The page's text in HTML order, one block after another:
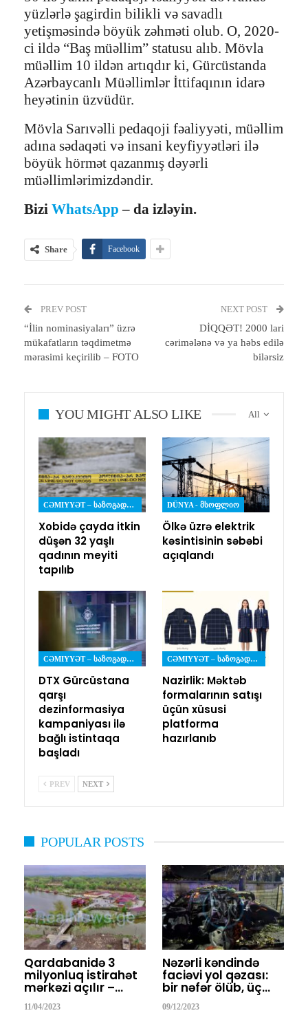
yüzlərlə şagirdin bilikli və savadlı
yetişməsində böyük zəhməti olub. O, 2020-
ci ildə “Baş müəllim” statusu alıb. Mövla
müəllim 10 ildən artıqdır ki, Gürcüstanda
Azərbaycanlı Müəllimlər İttifaqının idarə
heyətinin üzvüdür.
Mövla Sarıvəlli pedaqoji fəaliyyəti, müəllim
adına sədaqəti və insani keyfiyyətləri ilə
böyük hörmət qazanmış dəyərli
müəllimlərimizdəndir.
Bizi WhatsApp – da izləyin.
Share Facebook
PREV POST
“İlin nominasiyaları” üzrə
mükafatların təqdimetmə
mərasimi keçirilib – FOTO
NEXT POST
DİQQƏT! 2000 lari
cərimələnə və ya həbs edilə
bilərsiz
All
YOU MIGHT ALSO LIKE
CƏMIYYƏT – ᲡᲐᲖᲝᲒᲐᲓᲝᲔᲑᲐ
Xobidə çayda itkin
düşən 32 yaşlı
qadının meyiti
tapılıb
DÜNYA - ᲛᲡᲝᲤᲚᲘᲝ
Ölkə üzrə elektrik
kəsintisinin səbəbi
açıqlandı
CƏMIYYƏT – ᲡᲐᲖᲝᲒᲐᲓᲝᲔᲑᲐ
DTX Gürcüstana
qarşı
dezinformasiya
kampaniyası ilə
bağlı istintaqa
başladı
CƏMIYYƏT – ᲡᲐᲖᲝᲒᲐᲓᲝᲔᲑᲐ
Nazirlik: Məktəb
formalarının satışı
üçün xüsusi
platforma
hazırlanıb
PREV NEXT
POPULAR POSTS
Qardabanidə 3
milyonluq istirahət
mərkəzi açılır –…
11/04/2023
Nəzərli kəndində
faciəvi yol qəzası:
bir nəfər ölüb, üç…
09/12/2023